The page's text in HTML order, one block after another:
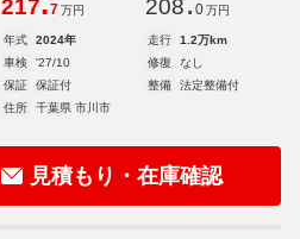
217 7 万円 208 0 万円
年式 2024年 走行
1.2万km
車検
'27/10 修復
なし
保証
保証付 整備
法定整備付
住所
千葉県 市川市
見積もり・在庫確認